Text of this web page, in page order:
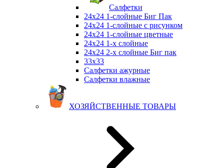
Салфетки
24х24 1-слойные Биг Пак
24х24 1-слойные с рисунком
24х24 1-слойные цветные
24х24 1-х слойные
24х24 2-х слойные Биг пак
33х33
Салфетки ажурные
Салфетки влажные
ХОЗЯЙСТВЕННЫЕ ТОВАРЫ